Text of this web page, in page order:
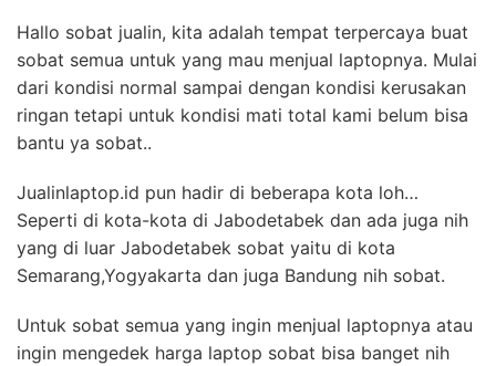
Hallo sobat jualin, kita adalah tempat terpercaya buat
sobat semua untuk yang mau menjual laptopnya. Mulai
dari kondisi normal sampai dengan kondisi kerusakan
ringan tetapi untuk kondisi mati total kami belum bisa
bantu ya sobat..
Jualinlaptop.id pun hadir di beberapa kota loh…
Seperti di kota-kota di Jabodetabek dan ada juga nih
yang di luar Jabodetabek sobat yaitu di kota
Semarang,Yogyakarta dan juga Bandung nih sobat.
Untuk sobat semua yang ingin menjual laptopnya atau
ingin mengedek harga laptop sobat bisa banget nih